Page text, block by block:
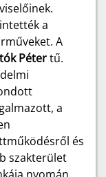
a
A
Pétertű.
a
és
szakterület